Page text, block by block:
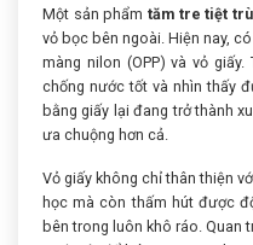
Một sản phẩmtăm tre tiệt
vỏ bọc bên ngoài. Hiện nay,
màng nilon (OPP) và vỏ
chống nước tốt và nhìn thấy
bằng giấy lại đang trở thành
ưa chuộng hơn cả.
Vỏ giấy không chỉ thân thiện
học mà còn thấm hút được
bên trong luôn khô ráo. Quan